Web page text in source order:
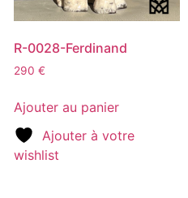
R-0028-Ferdinand
290 €
Ajouter au panier
Ajouter à votre
wishlist